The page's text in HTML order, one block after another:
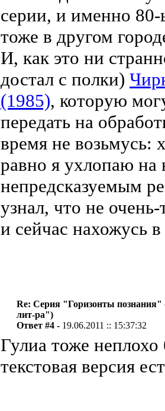
серии, и именно
тоже в другом
И, как это ни
достал с полки)
(1985), которую
передать на
время не возьмусь:
равно я ухлопаю на
непредсказуемым
узнал, что не
и сейчас нахожусь
Re: Серия "Горизонты познания"
лит-ра")
Ответ #4 - 19.06.2011 :: 15:37:32
Гулиа тоже неплохо
текстовая версия